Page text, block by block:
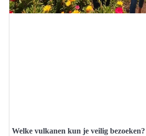
Welke vulkanen kun je veilig bezoeken?